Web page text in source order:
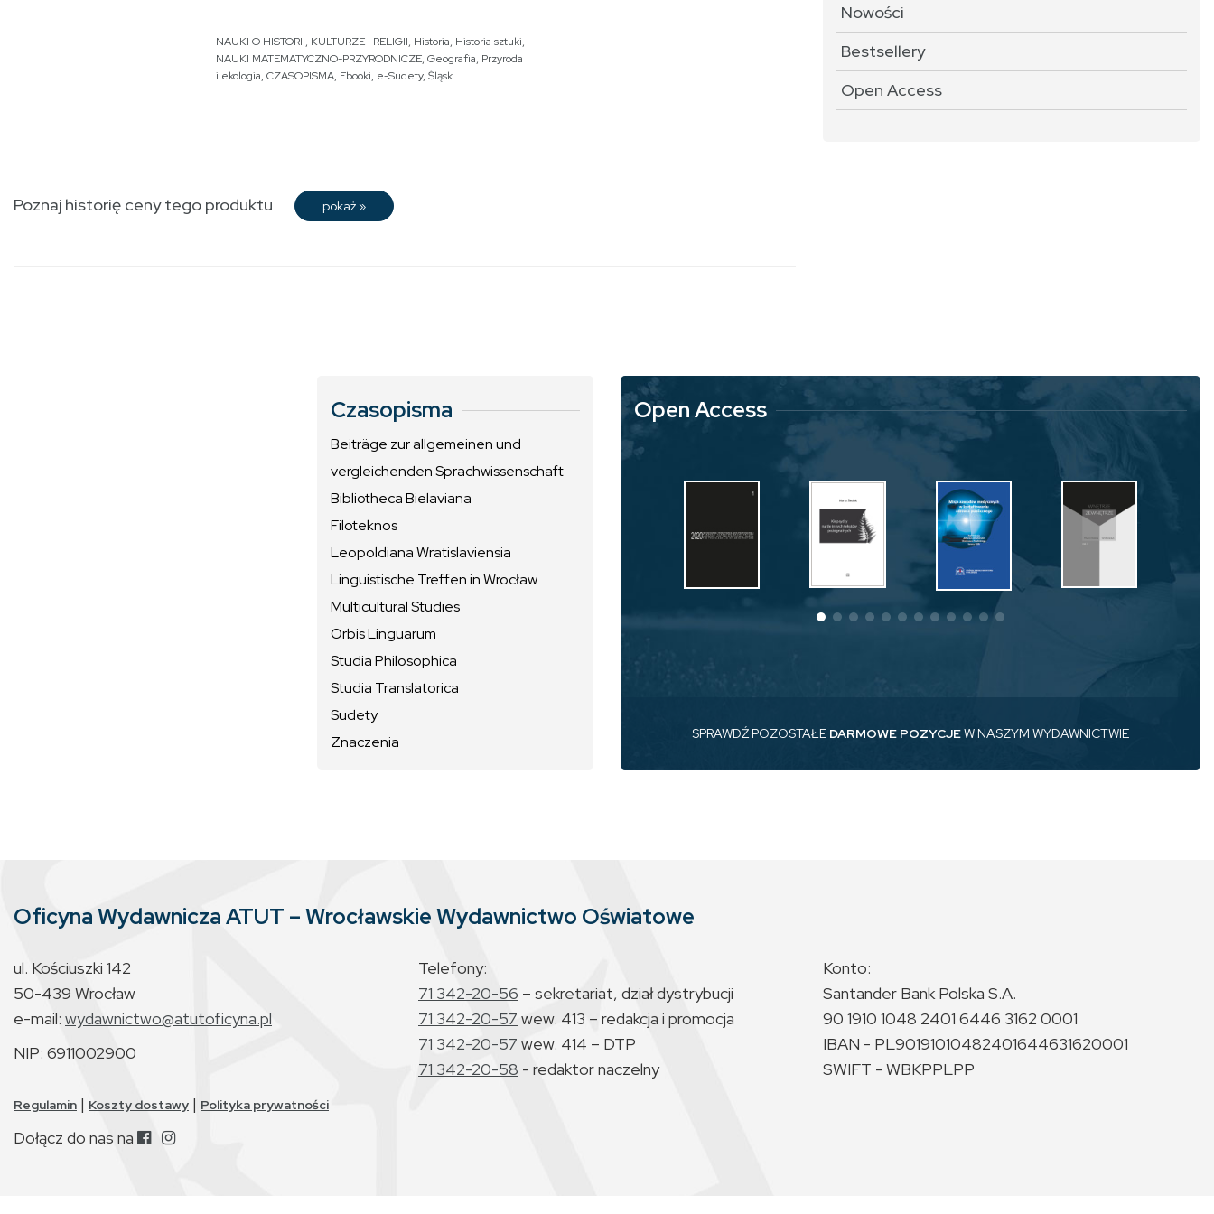
NAUKI O HISTORII, KULTURZE I RELIGII, Historia, Historia sztuki,
NAUKI MATEMATYCZNO-PRZYRODNICZE, Geografia, Przyroda
i ekologia, CZASOPISMA, Ebooki, e-Sudety, Śląsk
Poznaj historię ceny tego produktu pokaż »
Nowości
Bestsellery
Open Access
Czasopisma
Beiträge zur allgemeinen und
vergleichenden Sprachwissenschaft
Bibliotheca Bielaviana
Filoteknos
Leopoldiana Wratislaviensia
Linguistische Treffen in Wrocław
Multicultural Studies
Orbis Linguarum
Studia Philosophica
Studia Translatorica
Sudety
Znaczenia
Open Access
SPRAWDŹ POZOSTAŁE DARMOWE POZYCJEW NASZYM WYDAWNICTWIE
Oficyna Wydawnicza ATUT – Wrocławskie Wydawnictwo Oświatowe
ul. Kościuszki 142
50-439 Wrocław
e-mail: wydawnictwo@atutoficyna.pl
NIP: 6911002900
Telefony:
71 342-20-56 – sekretariat, dział dystrybucji
71 342-20-57 wew. 413 – redakcja i promocja
71 342-20-57 wew. 414 – DTP
71 342-20-58 - redaktor naczelny
Konto:
Santander Bank Polska S.A.
90 1910 1048 2401 6446 3162 0001
IBAN - PL90191010482401644631620001
SWIFT - WBKPPLPP
Regulamin | Koszty dostawy | Polityka prywatności
Dołącz do nas na